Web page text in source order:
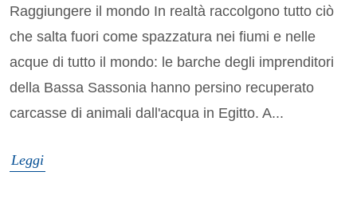
Raggiungere il mondo In realtà raccolgono tutto ciò
che salta fuori come spazzatura nei fiumi e nelle
acque di tutto il mondo: le barche degli imprenditori
della Bassa Sassonia hanno persino recuperato
carcasse di animali dall'acqua in Egitto. A...
Leggi